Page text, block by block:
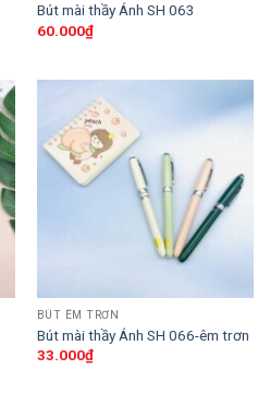
Bút mài thầy Ánh SH 063
60.000₫
BÚT ÊM TRƠN
Bút mài thầy Ánh SH 066-êm trơn
33.000₫